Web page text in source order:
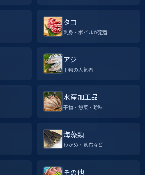
タコ
刺身・ボイルが定番
アジ
干物の人気者
水産加工品
干物・惣菜・珍味
海藻類
わかめ・昆布など
その他